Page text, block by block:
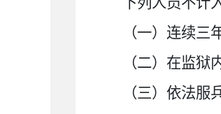
（一）连续三
（二）在监狱
（三）依法服